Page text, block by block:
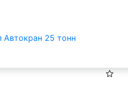
Автокран 25 тонн